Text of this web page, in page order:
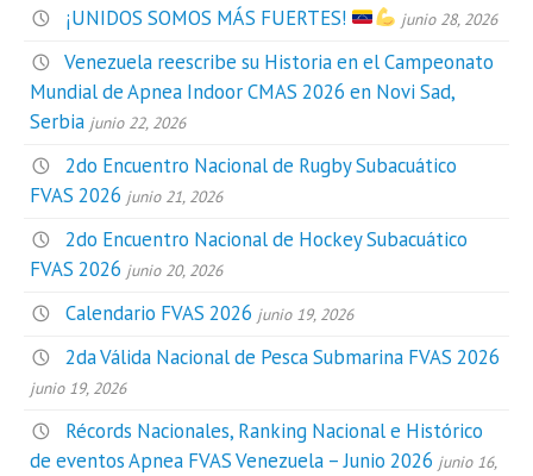
¡UNIDOS SOMOS MÁS FUERTES! junio 28, 2026
Venezuela reescribe su Historia en el Campeonato
Mundial de Apnea Indoor CMAS 2026 en Novi Sad,
Serbia junio 22, 2026
2do Encuentro Nacional de Rugby Subacuático
FVAS 2026 junio 21, 2026
2do Encuentro Nacional de Hockey Subacuático
FVAS 2026 junio 20, 2026
Calendario FVAS 2026 junio 19, 2026
2da Válida Nacional de Pesca Submarina FVAS 2026
junio 19, 2026
Récords Nacionales, Ranking Nacional e Histórico
de eventos Apnea FVAS Venezuela – Junio 2026 junio 16,